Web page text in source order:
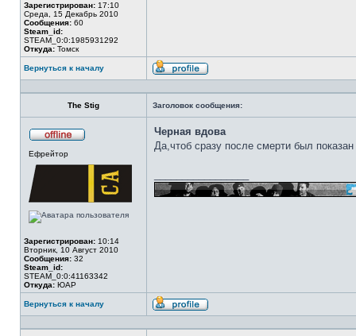
Зарегистрирован: 17:10
Среда, 15 Декабрь 2010
Сообщения: 60
Steam_id:
STEAM_0:0:1985931292
Откуда: Томск
Вернуться к началу
Профиль
The Stig Заголовок сообщения:
сети
Ефрейтор
Зарегистрирован: 10:14
Вторник, 10 Август 2010
Сообщения: 32
Steam_id:
STEAM_0:0:41163342
Откуда: ЮАР
Черная вдова
Да,чтоб сразу после смерти был
Вернуться к началу
Профиль